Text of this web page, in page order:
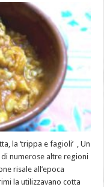
la ‘trippa e fagioli’ , Un
numerose altre regioni
risale all’epoca
la utilizzavano cotta